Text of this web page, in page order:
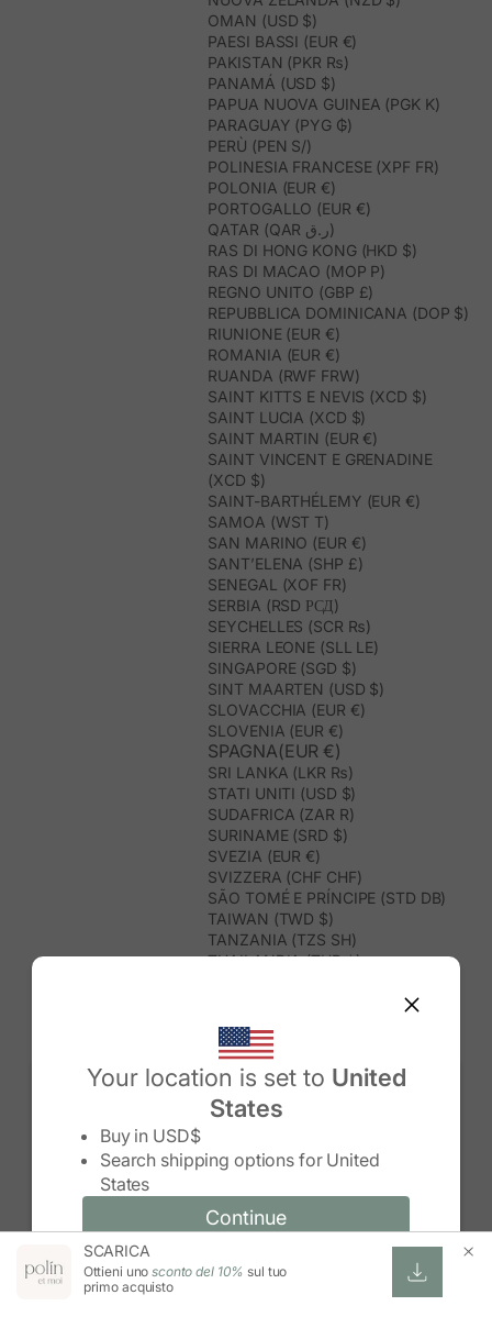
Your location is set to United
States
Buy in USD$
Search shipping options for United
States
Continue
Change country/region and language
Change country/region
Continue
OMAN (USD $)
PAESI BASSI (EUR €)
PAKISTAN (PKR ₨)
PANAMÁ (USD $)
PAPUA NUOVA GUINEA (PGK K)
PARAGUAY (PYG ₲)
PERÙ (PEN S/)
POLINESIA FRANCESE (XPF FR)
POLONIA (EUR €)
PORTOGALLO (EUR €)
QATAR (QAR ر.ق)
RAS DI HONG KONG (HKD $)
RAS DI MACAO (MOP P)
REGNO UNITO (GBP £)
REPUBBLICA DOMINICANA (DOP $)
RIUNIONE (EUR €)
ROMANIA (EUR €)
RUANDA (RWF FRW)
SAINT KITTS E NEVIS (XCD $)
SAINT LUCIA (XCD $)
SAINT MARTIN (EUR €)
SAINT VINCENT E GRENADINE
(XCD $)
SAINT-BARTHÉLEMY (EUR €)
SAMOA (WST T)
SAN MARINO (EUR €)
SANT’ELENA (SHP £)
SENEGAL (XOF FR)
SERBIA (RSD РСД)
SEYCHELLES (SCR ₨)
SIERRA LEONE (SLL LE)
SINGAPORE (SGD $)
SINT MAARTEN (USD $)
SLOVACCHIA (EUR €)
SLOVENIA (EUR €)
SPAGNA(EUR €)
SRI LANKA (LKR ₨)
STATI UNITI (USD $)
SUDAFRICA (ZAR R)
SURINAME (SRD $)
SVEZIA (EUR €)
SVIZZERA (CHF CHF)
SÃO TOMÉ E PRÍNCIPE (STD DB)
TAIWAN (TWD $)
TANZANIA (TZS SH)
THAILANDIA (THB ฿)
TONGA (TOP T$)
TRINIDAD E TOBAGO (TTD $)
TUNISIA (USD $)
TURCHIA (TRY ₺)
TURKMENISTAN (USD $)
UNGHERIA (EUR €)
UZBEKISTAN (UZS SO'M)
VANUATU (VUV VT)
VIETNAM (VND ₫)
WALLIS E FUTUNA (XPF FR)
SCARICA
Ottieni unosconto del 10% sul tuo
primo acquisto